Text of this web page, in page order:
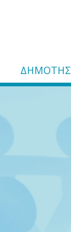
ΔΗΜΟΤΗΣ